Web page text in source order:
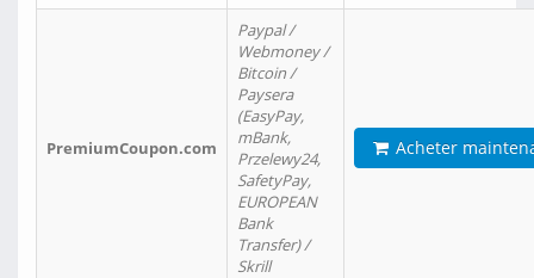
PremiumCoupon.com
Paypal /
Webmoney /
Bitcoin /
Paysera
(EasyPay,
mBank,
Przelewy24,
SafetyPay,
EUROPEAN
Bank
Transfer) /
Skrill
Acheter